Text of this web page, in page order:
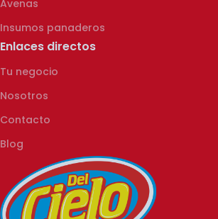
Avenas
Insumos panaderos
Enlaces directos
Tu negocio
Nosotros
Contacto
Blog